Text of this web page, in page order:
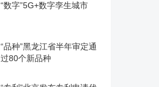
“数字”5G+数字孪生城市
“品种”黑龙江省半年审定通
过80个新品种